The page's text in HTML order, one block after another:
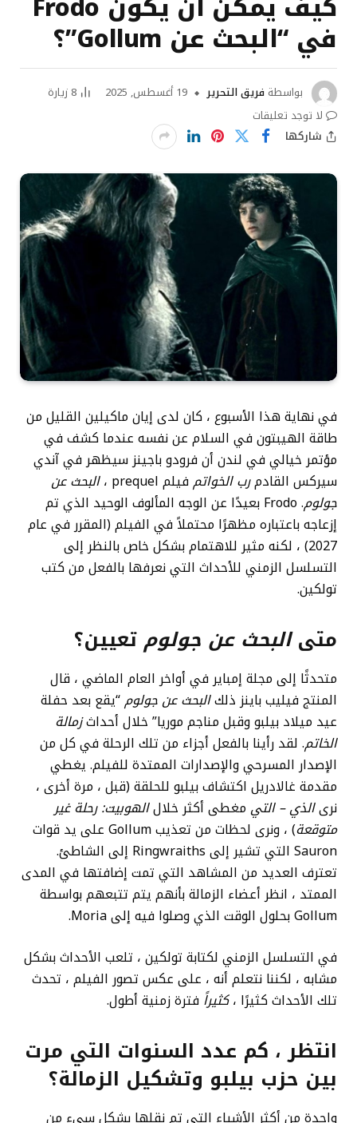
في “البحث عن Gollum”؟
بواسطة فريق التحرير 19 أغسطس, 2025 8 زيارة
لا توجد تعليقات
شاركها
في نهاية هذا الأسبوع ، كان لدى إيان ماكيلين القليل من
طاقة الهيبتون في السلام عن نفسه عندما كشف في
مؤتمر خيالي في لندن أن فرودو باجينز سيظهر في آندي
سيركس القادمرب الخواتمفيلم prequel ،
البحث عن
جولوم
. Frodo بعيدًا عن الوجه المألوف الوحيد الذي تم
إزعاجه باعتباره مظهرًا محتملاً في الفيلم (المقرر في عام
2027) ، لكنه مثير للاهتمام بشكل خاص بالنظر إلى
التسلسل الزمني للأحداث التي نعرفها بالفعل من كتب
تولكين.
متىالبحث عن جولومتعيين؟
متحدثًا إلى مجلة إمباير في أواخر العام الماضي ، قال
المنتج فيليب باينز ذلكالبحث عن جولوم“يقع بعد حفلة
عيد ميلاد بيلبو وقبل مناجم موريا” خلال أحداثزمالة
الخاتم. لقد رأينا بالفعل أجزاء من تلك الرحلة في كل من
الإصدار المسرحي والإصدارات الممتدة للفيلم. يغطي
مقدمة غالادريل اكتشاف بيلبو للحلقة (قبل ، مرة أخرى ،
نرىالذي – التي مغطى أكثر خلالالهوبيت: رحلة غير
متوقعة
) ، ونرى لحظات من تعذيب Gollum على يد قوات
Sauron التي تشير إلى Ringwraiths إلى الشاطئ.
تعترف العديد من المشاهد التي تمت إضافتها في المدى
الممتد ، انظر أعضاء الزمالة بأنهم يتم تتبعهم بواسطة
Gollum بحلول الوقت الذي وصلوا فيه إلى Moria.
في التسلسل الزمني لكتابة تولكين ، تلعب الأحداث بشكل
مشابه ، لكننا نتعلم أنه ، على عكس تصور الفيلم ، تحدث
تلك الأحداث كثيرًا ،كثيراً فترة زمنية أطول.
انتظر ، كم عدد السنوات التي مرت
بين حزب بيلبو وتشكيل الزمالة؟
واحدة من أكثر الأشياء التي تم نقلها بشكل سيء من